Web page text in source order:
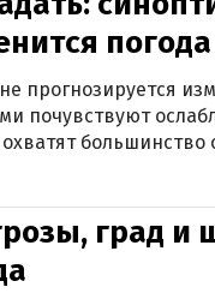
прогнозируется
почувствуют
большинство
град и